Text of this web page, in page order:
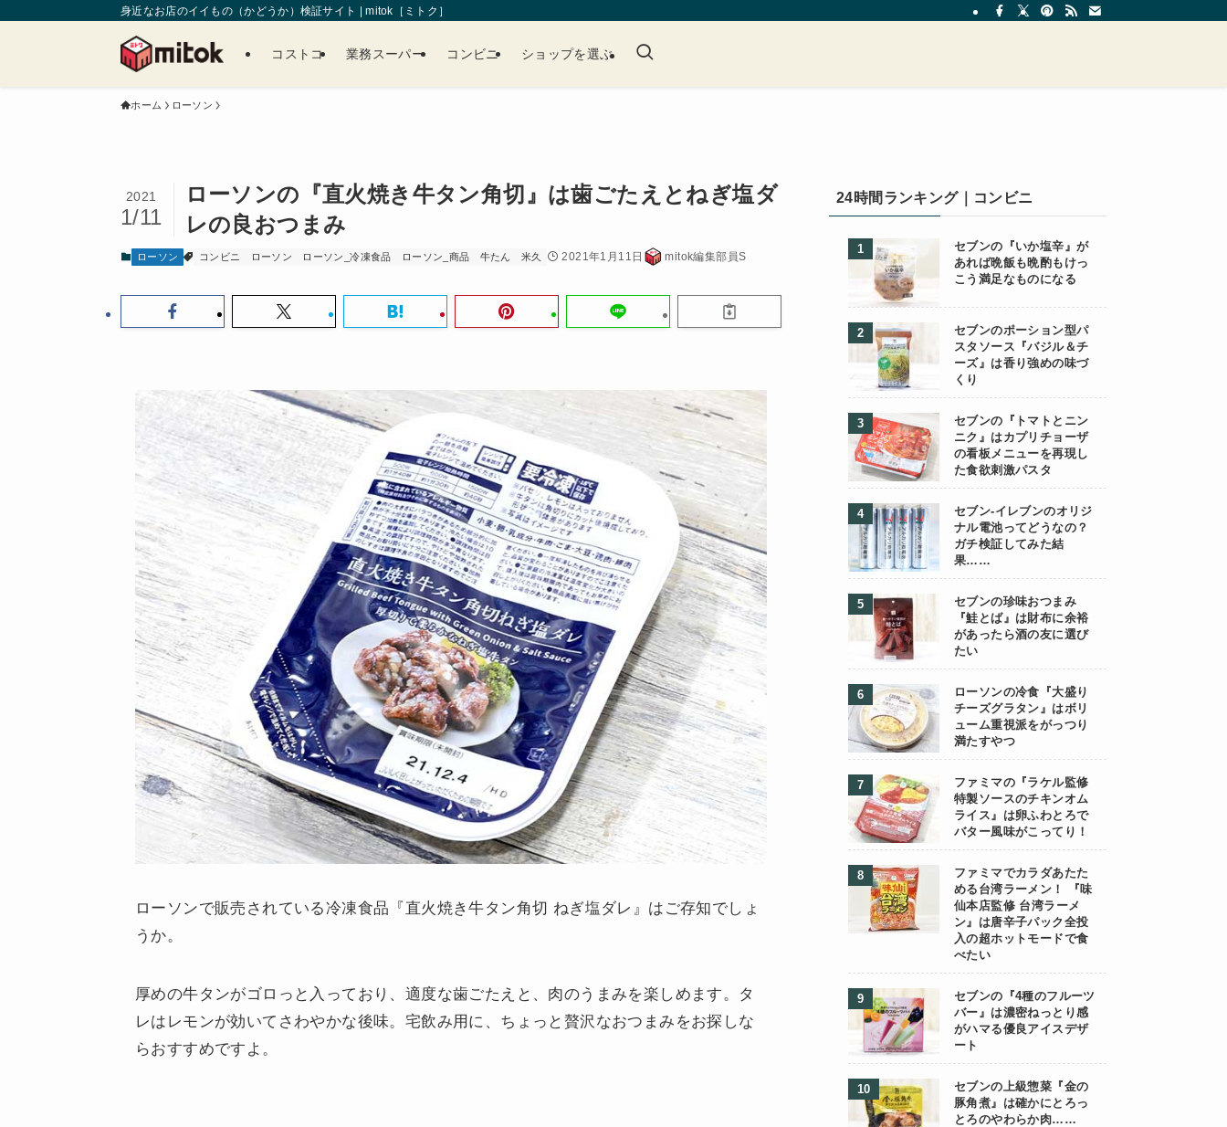
身近なお店のイイもの（かどうか）検証サイト | mitok［ミトク］
コストコ 業務スーパー コンビニ ショップを選ぶ
ホーム ローソン
ローソンの『直火焼き牛タン角切』は歯ごたえとねぎ塩ダ
レの良おつまみ
2021
1/11
ローソン コンビニ ローソン ローソン_冷凍食品 ローソン_商品 牛たん 米久 2021年1月11日 mitok編集部員S
ローソンで販売されている冷凍食品『直火焼き牛タン角切 ねぎ塩ダレ』はご存知でしょ
うか。
厚めの牛タンがゴロっと入っており、適度な歯ごたえと、肉のうまみを楽しめます。タ
レはレモンが効いてさわやかな後味。宅飲み用に、ちょっと贅沢なおつまみをお探しな
らおすすめですよ。
24時間ランキング｜コンビニ
セブンの『いか塩辛』が
あれば晩飯も晩酌もけっ
こう満足なものになる
セブンのポーション型パ
スタソース『バジル＆チ
ーズ』は香り強めの味づ
くり
セブンの『トマトとニン
ニク』はカプリチョーザ
の看板メニューを再現し
た食欲刺激パスタ
セブン-イレブンのオリジ
ナル電池ってどうなの？
ガチ検証してみた結
果……
セブンの珍味おつまみ
『鮭とば』は財布に余裕
があったら酒の友に選び
たい
ローソンの冷食『大盛り
チーズグラタン』はボリ
ューム重視派をがっつり
満たすやつ
ファミマの『ラケル監修
特製ソースのチキンオム
ライス』は卵ふわとろで
バター風味がこってり！
ファミマでカラダあたた
める台湾ラーメン！ 『味
仙本店監修 台湾ラーメ
ン』は唐辛子パック全投
入の超ホットモードで食
べたい
セブンの『4種のフルーツ
バー』は濃密ねっとり感
がハマる優良アイスデザ
ート
セブンの上級惣菜『金の
豚角煮』は確かにとろっ
とろのやわらか肉……